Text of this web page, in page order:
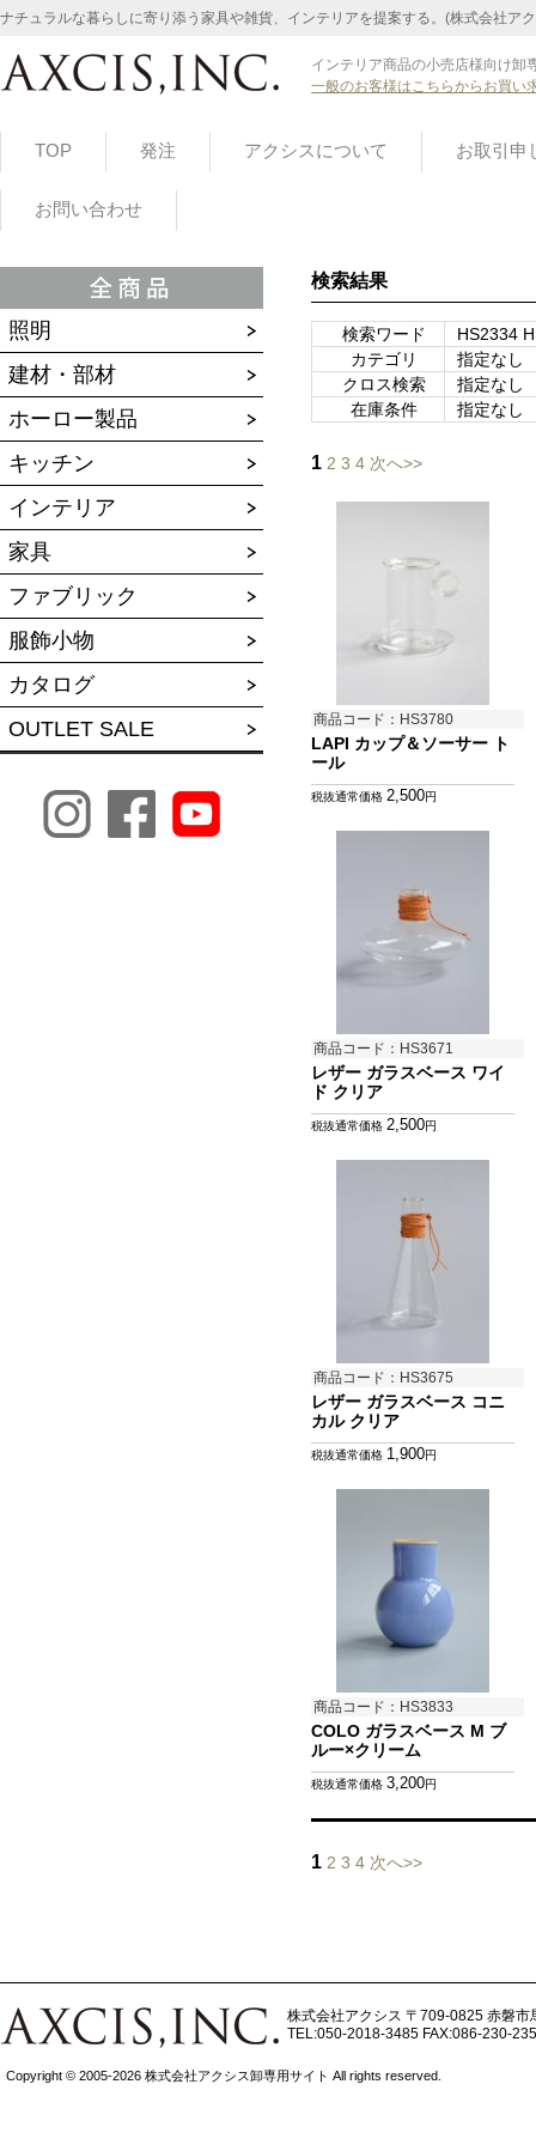
ナチュラルな暮らしに寄り添う家具や雑貨、インテリアを提案する。(株式会社ア
インテリア商品の小売店様向け卸
一般のお客様はこちらからお買い
TOP 発注 アクシスについて お取引申
お問い合わせ
照明
建材・部材
ホーロー製品
キッチン
インテリア
家具
ファブリック
服飾小物
カタログ
OUTLET SALE
検索結果
検索ワード
HS2334
カテゴリ
指定なし
クロス検索
指定なし
在庫条件
指定なし
1 2 3 4 次へ>>
商品コード：HS3780
LAPI カップ＆ソーサー ト
ール
税抜通常価格 2,500円
商品コード：HS3671
レザー ガラスベース ワイ
ド クリア
税抜通常価格 2,500円
商品コード：HS3675
レザー ガラスベース コニ
カル クリア
税抜通常価格 1,900円
商品コード：HS3833
COLO ガラスベース M ブ
ルー×クリーム
税抜通常価格 3,200円
1 2 3 4 次へ>>
株式会社アクシス 〒709-0825 赤磐市
TEL:050-2018-3485 FAX:086-230-
Copyright © 2005-2026 株式会社アクシス卸専用サイト All rights reserved.